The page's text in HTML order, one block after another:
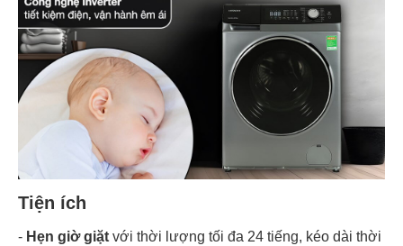
Tiện ích
- Hẹn giờ giặt với thời lượng tối đa 24 tiếng, kéo dài thời